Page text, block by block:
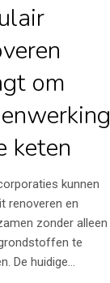
om
keten
kunnen
renoveren en
zonder alleen
te
De huidige…